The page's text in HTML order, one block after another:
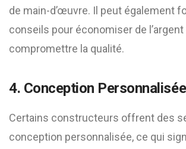
de main-d’œuvre. Il peut également
conseils pour économiser de
compromettre la qualité.
4. Conception Personnalisée
Certains constructeurs offrent des
conception personnalisée, ce qui